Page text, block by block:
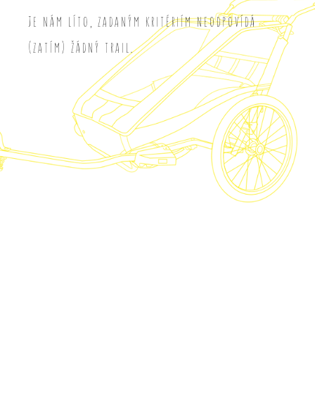
Je nám líto, zadaným kritériím neodpovídá
(zatím) žádný trail.